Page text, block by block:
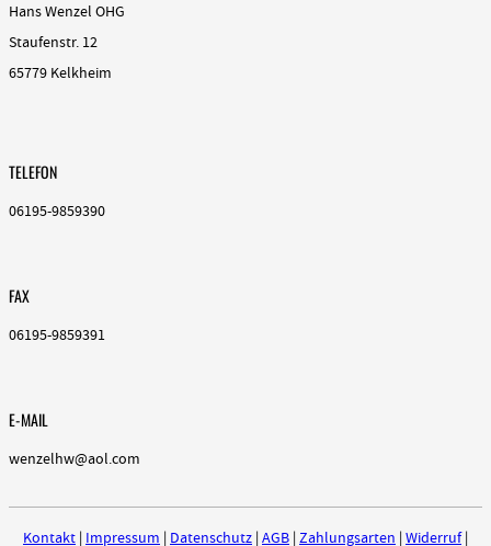
Hans Wenzel OHG
Staufenstr. 12
65779 Kelkheim
TELEFON
06195-9859390
FAX
06195-9859391
E-MAIL
wenzelhw@aol.com
Kontakt | Impressum | Datenschutz | AGB | Zahlungsarten | Widerruf|